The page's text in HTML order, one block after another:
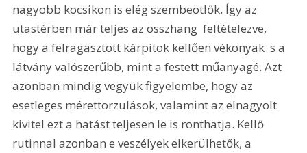
nagyobb kocsikon is elég szembeötlők. Így az
utastérben már teljes az összhang  feltételezve,
hogy a felragasztott kárpitok kellően vékonyak  s a
látvány valószerűbb, mint a festett műanyagé. Azt
azonban mindig vegyük figyelembe, hogy az
esetleges mérettorzulások, valamint az elnagyolt
kivitel ezt a hatást teljesen le is ronthatja. Kellő
rutinnal azonban e veszélyek elkerülhetők, a